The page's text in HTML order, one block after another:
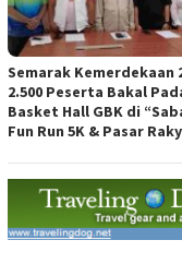
Semarak Kemerdekaan
2.500 Peserta Bakal
Basket Hall GBK di
Fun Run 5K & Pasar